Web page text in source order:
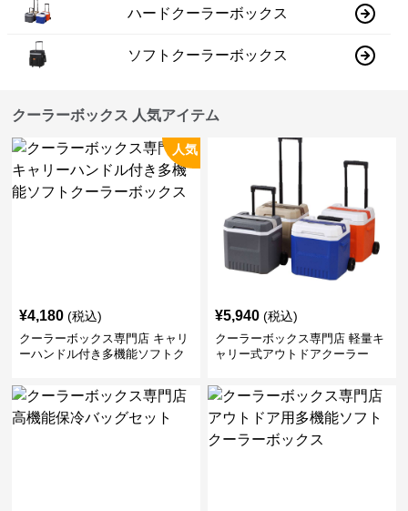
ハードクーラーボックス
ソフトクーラーボックス
クーラーボックス 人気アイテム
人気
¥4,180 (税込)
クーラーボックス専門店 キャリ
ーハンドル付き多機能ソフトク
¥5,940 (税込)
クーラーボックス専門店 軽量キ
ャリー式アウトドアクーラー